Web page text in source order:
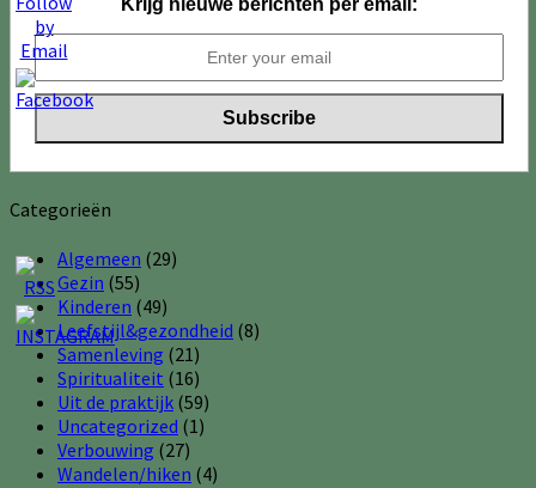
Categorieën
Algemeen (29)
Gezin (55)
Kinderen (49)
Leefstijl&gezondheid (8)
Samenleving (21)
Spiritualiteit (16)
Uit de praktijk (59)
Uncategorized (1)
Verbouwing (27)
Wandelen/hiken (4)